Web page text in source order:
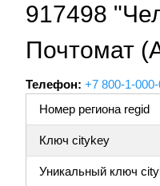
917498
Почтомат
Телефон: +7 800-1-
Номер региона regid
Ключ citykey
Уникальный ключ